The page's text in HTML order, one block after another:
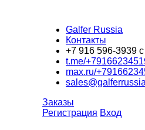
Galfer Russia
Контакты
+7 916 596-3939
t.me/
max.ru/
Заказы
Регистрация Вход